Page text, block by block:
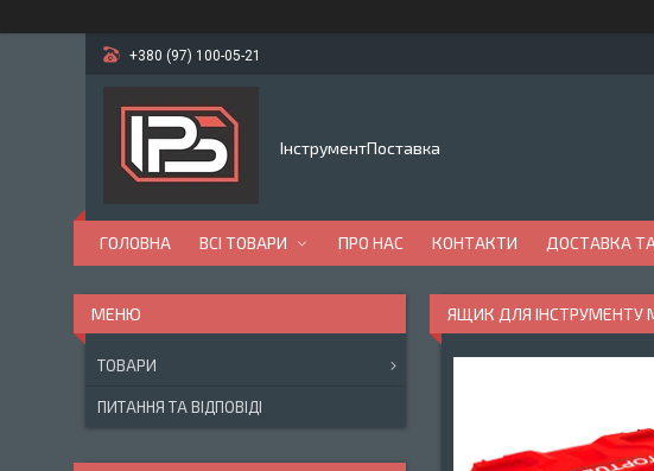
+380 (97) 100-05-21
ІнструментПоставка
ГОЛОВНА ВСІ ТОВАРИ ПРО НАС КОНТАКТИ ДОСТАВКА
ЯЩИК ДЛЯ ІНСТРУМЕНТУ
ТОВАРИ
ПИТАННЯ ТА ВІДПОВІДІ